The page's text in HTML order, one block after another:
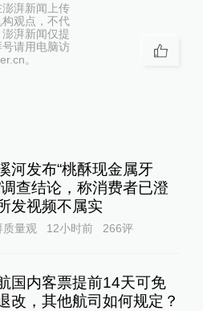
湃新闻上传
观点，不代
湃新闻仅提
请用电脑访
。
河发布“桃酥现金属牙
调查结论，称消费者已澄
发视频不属实
质量观 12小时前 266评
国内客票提前14天可免
改，其他航司如何规定？